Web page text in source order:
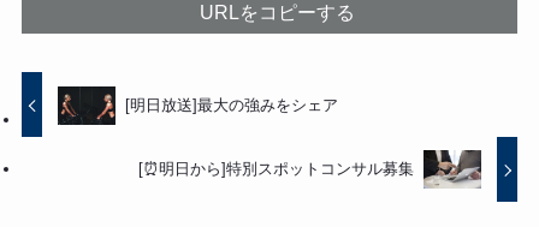
URLをコピーする
[明日放送]最大の強みをシェア
[⏰明日から]特別スポットコンサル募集